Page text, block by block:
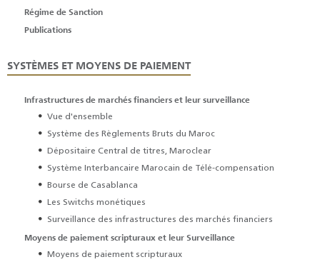
Régime de Sanction
Publications
SYSTÈMES ET MOYENS DE PAIEMENT
Infrastructures de marchés financiers et leur surveillance
Vue d'ensemble
Système des Règlements Bruts du Maroc
Dépositaire Central de titres, Maroclear
Système Interbancaire Marocain de Télé-compensation
Bourse de Casablanca
Les Switchs monétiques
Surveillance des infrastructures des marchés financiers
Moyens de paiement scripturaux et leur Surveillance
Moyens de paiement scripturaux